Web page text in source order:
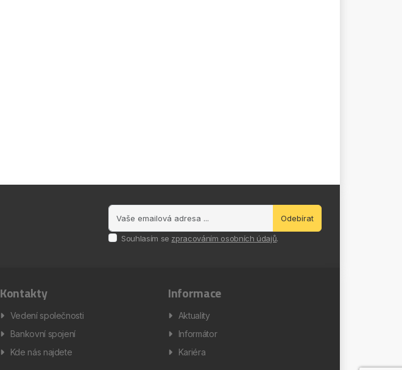
Odebírat
Souhlasím se zpracováním osobních údajů.
Kontakty
Vedení společnosti
Bankovní spojení
Kde nás najdete
Informace
Aktuality
Informátor
Kariéra